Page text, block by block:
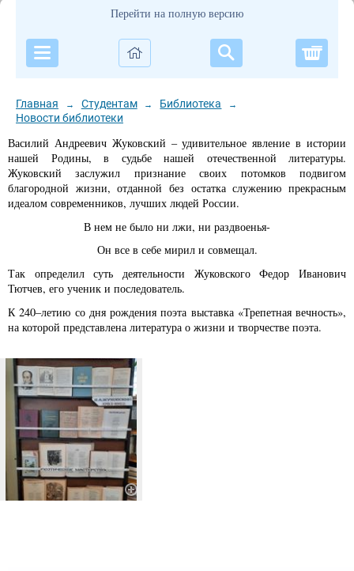
Перейти на полную версию
Главная → Студентам → Библиотека →
Новости библиотеки
Василий Андреевич Жуковский – удивительное явление в истории
нашей Родины, в судьбе нашей отечественной литературы.
Жуковский заслужил признание своих потомков подвигом
благородной жизни, отданной без остатка служению прекрасным
идеалом современников, лучших людей России.
В нем не было ни лжи, ни раздвоенья-
Он все в себе мирил и совмещал.
Так определил суть деятельности Жуковского Федор Иванович
Тютчев, его ученик и последователь.
К 240–летию со дня рождения поэта выставка «Трепетная вечность»,
на которой представлена литература о жизни и творчестве поэта.